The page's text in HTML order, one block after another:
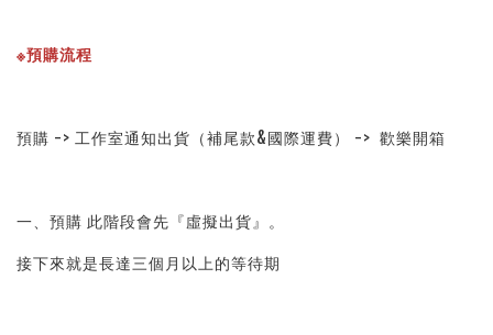
※預購流程
預購 -> 工作室通知出貨（補尾款&國際運費） ->  歡樂開箱
一、預購 此階段會先『虛擬出貨』。
接下來就是長達三個月以上的等待期